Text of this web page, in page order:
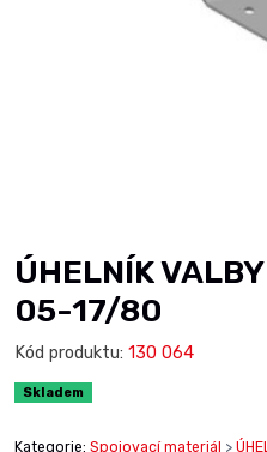
ÚHELNÍK
05-17/80
Kód produktu: 130 064
Skladem
Kategorie: Spojovací materiál >